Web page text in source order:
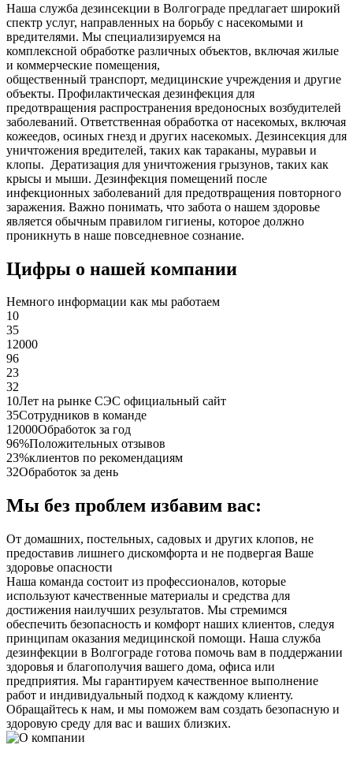
Наша служба дезинсекции в Волгограде предлагает широкий
спектр услуг, направленных на борьбу с насекомыми и
вредителями. Мы специализируемся на
комплексной обработке различных объектов, включая жилые
и коммерческие помещения,
общественный транспорт, медицинские учреждения и другие
объекты. Профилактическая дезинфекция для
предотвращения распространения вредоносных возбудителей
заболеваний. Ответственная обработка от насекомых, включая
кожеедов, осиных гнезд и других насекомых. Дезинсекция для
уничтожения вредителей, таких как тараканы, муравьи и
клопы. Дератизация для уничтожения грызунов, таких как
крысы и мыши. Дезинфекция помещений после
инфекционных заболеваний для предотвращения повторного
заражения. Важно понимать, что забота о нашем здоровье
является обычным правилом гигиены, которое должно
проникнуть в наше повседневное сознание.
Цифры о нашей компании
Немного информации как мы работаем
10
35
12000
96
23
32
10Лет на рынке СЭС официальный сайт
35Сотрудников в команде
12000Обработок за год
96%Положительных отзывов
23%клиентов по рекомендациям
32Обработок за день
Мы без проблем избавим вас:
От домашних, постельных, садовых и других клопов, не
предоставив лишнего дискомфорта и не подвергая Ваше
здоровье опасности
Наша команда состоит из профессионалов, которые
используют качественные материалы и средства для
достижения наилучших результатов. Мы стремимся
обеспечить безопасность и комфорт наших клиентов, следуя
принципам оказания медицинской помощи. Наша служба
дезинфекции в Волгограде готова помочь вам в поддержании
здоровья и благополучия вашего дома, офиса или
предприятия. Мы гарантируем качественное выполнение
работ и индивидуальный подход к каждому клиенту.
Обращайтесь к нам, и мы поможем вам создать безопасную и
здоровую среду для вас и ваших близких.